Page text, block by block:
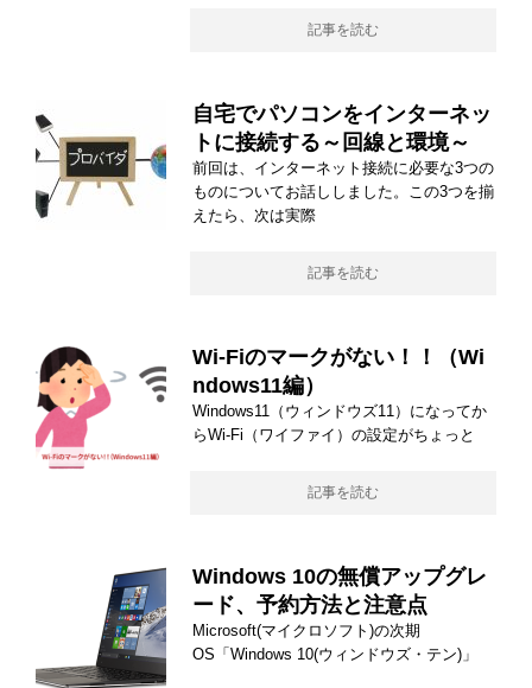
記事を読む
自宅でパソコンをインターネッ
トに接続する～回線と環境～
前回は、インターネット接続に必要な3つの
ものについてお話ししました。この3つを揃
えたら、次は実際
記事を読む
Wi-Fiのマークがない！！（Wi
ndows11編）
Windows11（ウィンドウズ11）になってか
らWi-Fi（ワイファイ）の設定がちょっと
記事を読む
Windows 10の無償アップグレ
ード、予約方法と注意点
Microsoft(マイクロソフト)の次期
OS「Windows 10(ウィンドウズ・テン)」